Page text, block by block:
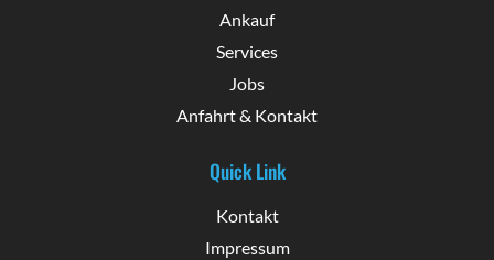
Ankauf
Services
Jobs
Anfahrt & Kontakt
Quick Link
Kontakt
Impressum